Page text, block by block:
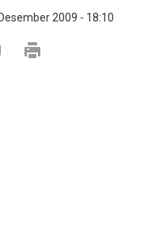
2009 - 18:10